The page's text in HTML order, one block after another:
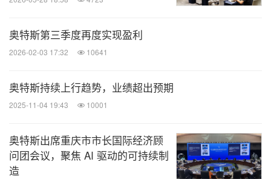
奥特斯第三季度再度实现盈利
2026-02-03 17:32 10641
奥特斯持续上行趋势，业绩超出预期
2025-11-04 19:43 10001
奥特斯出席重庆市市长国际经济顾
问团会议，聚焦 AI 驱动的可持续制
造